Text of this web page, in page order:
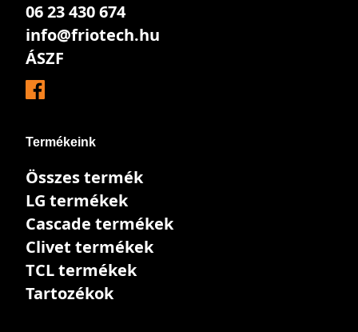
06 23 430 674
info@friotech.hu
ÁSZF
Termékeink
Összes termék
LG termékek
Cascade termékek
Clivet termékek
TCL termékek
Tartozékok